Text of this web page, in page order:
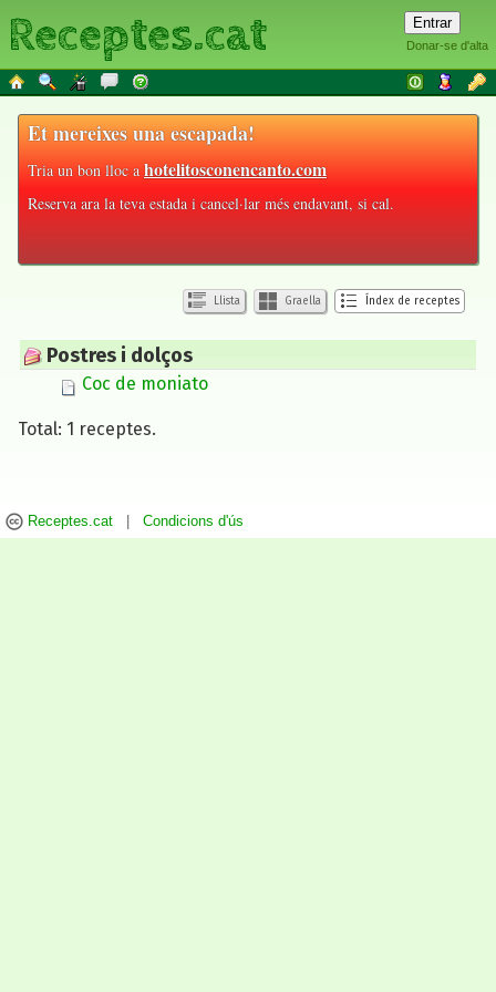
Donar-se d'alta
Receptes.cat
Et mereixes una escapada!
Tria un bon lloc ahotelitosconencanto.com
Reserva ara la teva estada i cancel·lar més endavant, si cal.
Llista Graella Índex de receptes
Postres i dolços
Coc de moniato
Total: 1 receptes.